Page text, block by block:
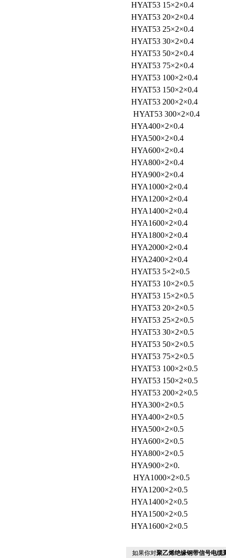
HYAT53 15×2×0.4
HYAT53 20×2×0.4
HYAT53 25×2×0.4
HYAT53 30×2×0.4
HYAT53 50×2×0.4
HYAT53 75×2×0.4
HYAT53 100×2×0.4
HYAT53 150×2×0.4
HYAT53 200×2×0.4
HYAT53 300×2×0.4
HYA400×2×0.4
HYA500×2×0.4
HYA600×2×0.4
HYA800×2×0.4
HYA900×2×0.4
HYA1000×2×0.4
HYA1200×2×0.4
HYA1400×2×0.4
HYA1600×2×0.4
HYA1800×2×0.4
HYA2000×2×0.4
HYA2400×2×0.4
HYAT53 5×2×0.5
HYAT53 10×2×0.5
HYAT53 15×2×0.5
HYAT53 20×2×0.5
HYAT53 25×2×0.5
HYAT53 30×2×0.5
HYAT53 50×2×0.5
HYAT53 75×2×0.5
HYAT53 100×2×0.5
HYAT53 150×2×0.5
HYAT53 200×2×0.5
HYA300×2×0.5
HYA400×2×0.5
HYA500×2×0.5
HYA600×2×0.5
HYA800×2×0.5
HYA900×2×0.
HYA1000×2×0.5
HYA1200×2×0.5
HYA1400×2×0.5
HYA1500×2×0.5
HYA1600×2×0.5
如果你对聚乙烯绝缘钢带信号电缆